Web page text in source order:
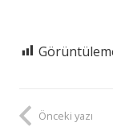
Önceki yazı